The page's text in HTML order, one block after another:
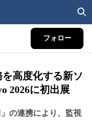
フォロー
高度化する新ソ
2026に初出展
の連携により、監視